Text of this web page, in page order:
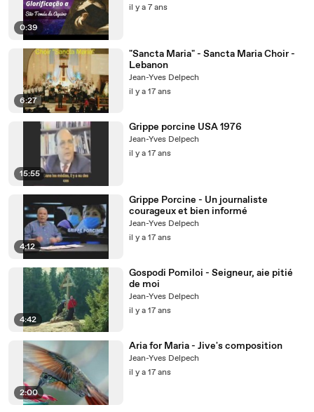
0:39
il y a 7 ans
6:27
"Sancta Maria" - Sancta Maria Choir -
Lebanon
Jean-Yves Delpech
il y a 17 ans
15:55
Grippe porcine USA 1976
Jean-Yves Delpech
il y a 17 ans
4:12
Grippe Porcine - Un journaliste
courageux et bien informé
Jean-Yves Delpech
il y a 17 ans
4:42
Gospodi Pomiloi - Seigneur, aie pitié
de moi
Jean-Yves Delpech
il y a 17 ans
2:00
Aria for Maria - Jive's composition
Jean-Yves Delpech
il y a 17 ans